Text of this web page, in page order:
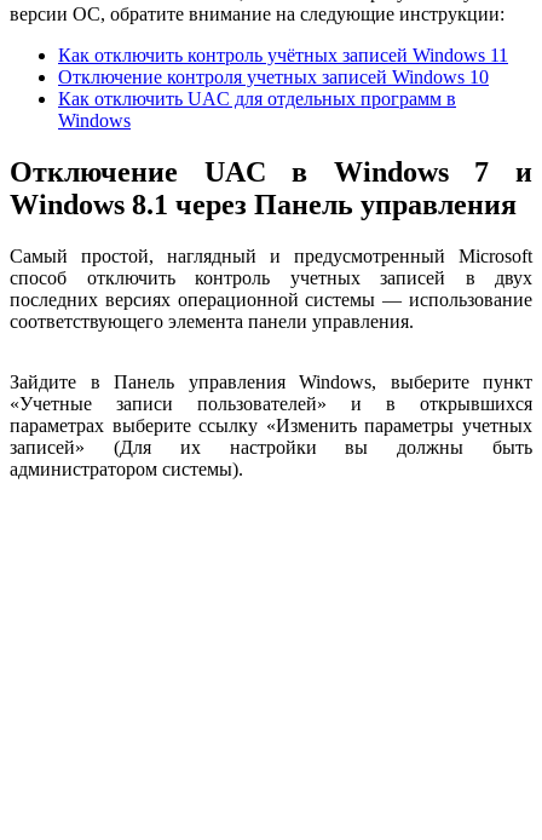
версии ОС, обратите внимание на следующие инструкции:
Как отключить контроль учётных записей Windows 11
Отключение контроля учетных записей Windows 10
Как отключить UAC для отдельных программ в
Windows
Отключение UAC в Windows 7 и
Windows 8.1 через Панель управления
Самый простой, наглядный и предусмотренный Microsoft
способ отключить контроль учетных записей в двух
последних версиях операционной системы — использование
соответствующего элемента панели управления.
Зайдите в Панель управления Windows, выберите пункт
«Учетные записи пользователей» и в открывшихся
параметрах выберите ссылку «Изменить параметры учетных
записей» (Для их настройки вы должны быть
администратором системы).